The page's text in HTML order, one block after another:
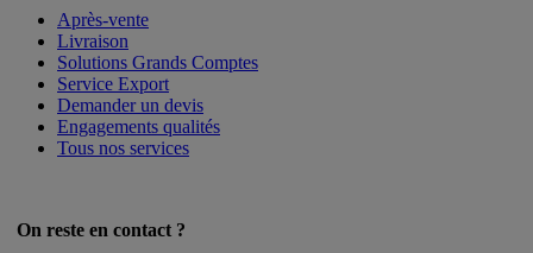
Après-vente
Livraison
Solutions Grands Comptes
Service Export
Demander un devis
Engagements qualités
Tous nos services
On reste en contact ?